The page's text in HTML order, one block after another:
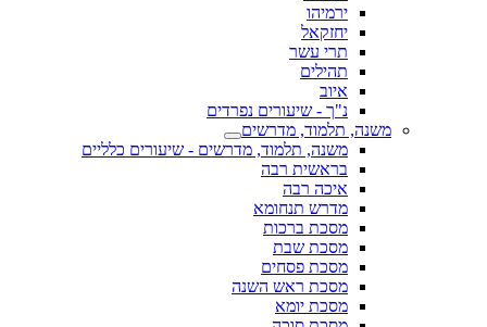
ירמיהו
יחזקאל
תרי עשר
תהילים
איוב
נ"ך - שיעורים נפרדים
משנה, תלמוד, מדרשים
משנה, תלמוד, מדרשים - שיעורים כלליים
בראשית רבה
איכה רבה
מדרש תנחומא
מסכת ברכות
מסכת שבת
מסכת פסחים
מסכת ראש השנה
מסכת יומא